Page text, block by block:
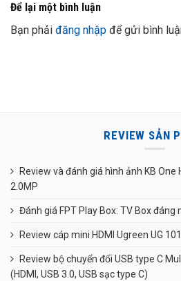
Để lại một bình luận
Bạn phải đăng nhập để gửi bình
REVIEW SẢN
Review và đánh giá hình ảnh KB One
2.0MP
Đánh giá FPT Play Box: TV Box đáng
Review cáp mini HDMI Ugreen UG
Review bộ chuyển đổi USB type C
(HDMI, USB 3.0, USB sạc type C)